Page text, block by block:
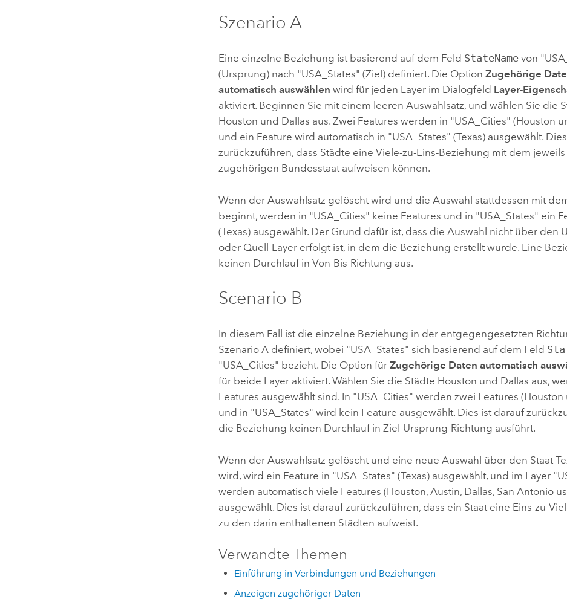
Szenario A
Eine einzelne Beziehung ist basierend auf dem Feld StateName von
(Ursprung) nach "USA_States" (Ziel) definiert. Die OptionZugehörige
automatisch auswählen wird für jeden Layer im Dialogfeld Layer-
aktiviert. Beginnen Sie mit einem leeren Auswahlsatz, und wählen Sie die
Houston und Dallas aus. Zwei Features werden in "USA_Cities" (Houston
und ein Feature wird automatisch in "USA_States" (Texas) ausgewählt.
zurückzuführen, dass Städte eine Viele-zu-Eins-Beziehung mit dem jeweils
zugehörigen Bundesstaat aufweisen können.
Wenn der Auswahlsatz gelöscht wird und die Auswahl stattdessen mit
beginnt, werden in "USA_Cities" keine Features und in "USA_States" ein
(Texas) ausgewählt. Der Grund dafür ist, dass die Auswahl nicht über den
oder Quell-Layer erfolgt ist, in dem die Beziehung erstellt wurde. Eine
keinen Durchlauf in Von-Bis-Richtung aus.
Scenario B
In diesem Fall ist die einzelne Beziehung in der entgegengesetzten
Szenario A definiert, wobei "USA_States" sich basierend auf dem Feld
"USA_Cities" bezieht. Die Option fürZugehörige Daten automatisch
für beide Layer aktiviert. Wählen Sie die Städte Houston und Dallas aus,
Features ausgewählt sind. In "USA_Cities" werden zwei Features (Houston
und in "USA_States" wird kein Feature ausgewählt. Dies ist darauf
die Beziehung keinen Durchlauf in Ziel-Ursprung-Richtung ausführt.
Wenn der Auswahlsatz gelöscht und eine neue Auswahl über den Staat
wird, wird ein Feature in "USA_States" (Texas) ausgewählt, und im Layer
werden automatisch viele Features (Houston, Austin, Dallas, San Antonio
ausgewählt. Dies ist darauf zurückzuführen, dass ein Staat eine Eins-zu-
zu den darin enthaltenen Städten aufweist.
Verwandte Themen
Einführung in Verbindungen und Beziehungen
Anzeigen zugehöriger Daten